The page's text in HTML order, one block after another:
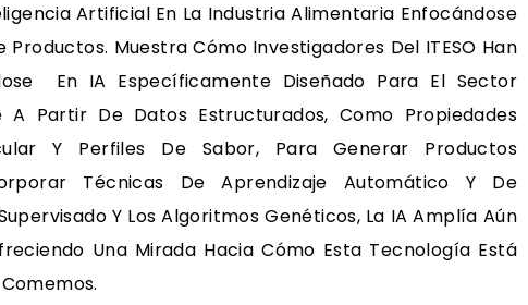
Artificial En La Industria Alimentaria Enfocándose
Muestra Cómo Investigadores Del ITESO Han
En IA Específicamente Diseñado Para El Sector
A Partir De Datos Estructurados, Como Propiedades
Y Perfiles De Sabor, Para Generar Productos
Técnicas De Aprendizaje Automático Y De
Y Los Algoritmos Genéticos, La IA Amplía Aún
Una Mirada Hacia Cómo Esta Tecnología Está